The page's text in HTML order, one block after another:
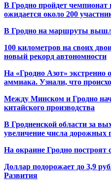
В Гродно пройдет
ожидается около 200
В Гродно на маршруты
100 километров на своих
новый рекорд автономности
На «Гродно Азот» экстренно
аммиака. Узнали, что
Между Минском и Гродно
китайского производства
В Гродненской области за
увеличение числа дорожных
На окраине Гродно построят
Доллар подорожает до 3,9
Развития